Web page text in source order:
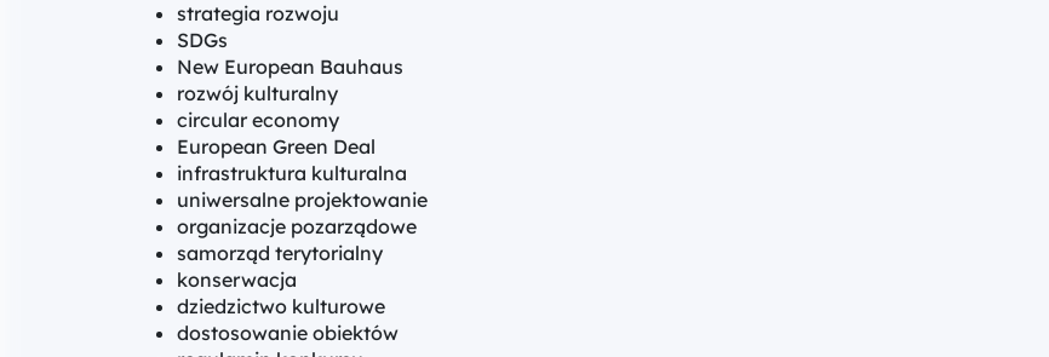
strategia rozwoju
SDGs
New European Bauhaus
rozwój kulturalny
circular economy
European Green Deal
infrastruktura kulturalna
uniwersalne projektowanie
organizacje pozarządowe
samorząd terytorialny
konserwacja
dziedzictwo kulturowe
dostosowanie obiektów